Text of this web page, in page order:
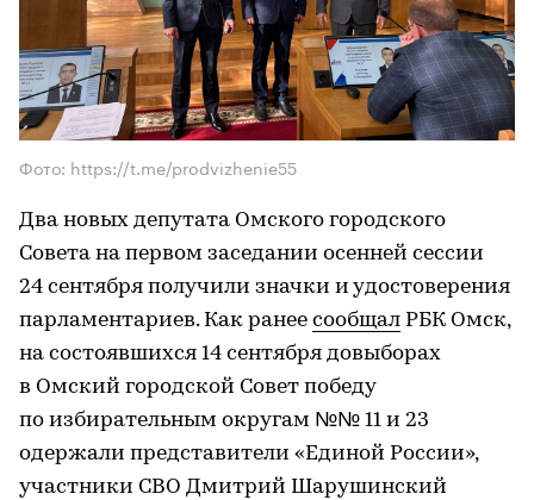
Фото: https://t.me/prodvizhenie55
Два новых депутата Омского городского
Совета на первом заседании осенней сессии
24 сентября получили значки и удостоверения
парламентариев. Как ранее сообщал РБК Омск,
на состоявшихся 14 сентября довыборах
в Омский городской Совет победу
по избирательным округам №№ 11 и 23
одержали представители «Единой России»,
участники СВО Дмитрий Шарушинский